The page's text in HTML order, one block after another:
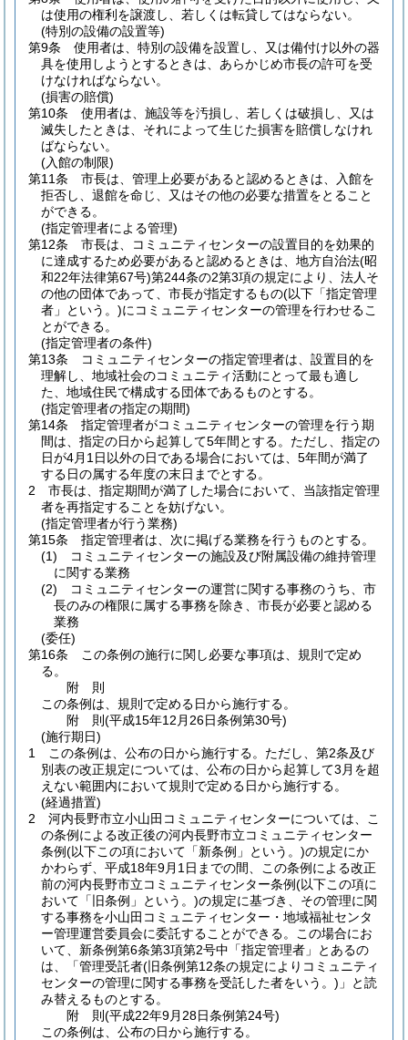
は使用の権利を譲渡し、若しくは転貸してはならない。
(特別の設備の設置等)
第9条
使用者は、特別の設備を設置し、又は備付け以外の器
具を使用しようとするときは、あらかじめ市長の許可を受
けなければならない。
(損害の賠償)
第10条
使用者は、施設等を汚損し、若しくは破損し、又は
滅失したときは、それによって生じた損害を賠償しなけれ
ばならない。
(入館の制限)
第11条
市長は、管理上必要があると認めるときは、入館を
拒否し、退館を命じ、又はその他の必要な措置をとること
ができる。
(指定管理者による管理)
第12条
市長は、コミュニティセンターの設置目的を効果的
に達成するため必要があると認めるときは、地方自治法(昭
和22年法律第67号)第244条の2第3項の規定により、法人そ
の他の団体であって、市長が指定するもの(以下「指定管理
者」という。)にコミュニティセンターの管理を行わせるこ
とができる。
(指定管理者の条件)
第13条
コミュニティセンターの指定管理者は、設置目的を
理解し、地域社会のコミュニティ活動にとって最も適し
た、地域住民で構成する団体であるものとする。
(指定管理者の指定の期間)
第14条
指定管理者がコミュニティセンターの管理を行う期
間は、指定の日から起算して5年間とする。 ただし、指定の
日が4月1日以外の日である場合においては、5年間が満了
する日の属する年度の末日までとする。
2
市長は、指定期間が満了した場合において、当該指定管理
者を再指定することを妨げない。
(指定管理者が行う業務)
第15条
指定管理者は、次に掲げる業務を行うものとする。
(1)
コミュニティセンターの施設及び附属設備の維持管理
に関する業務
(2)
コミュニティセンターの運営に関する事務のうち、市
長のみの権限に属する事務を除き、市長が必要と認める
業務
(委任)
第16条
この条例の施行に関し必要な事項は、規則で定め
る。
附 則
この条例は、規則で定める日から施行する。
附 則(平成15年12月26日条例第30号)
(施行期日)
1
この条例は、公布の日から施行する。 ただし、第2条及び
別表の改正規定については、公布の日から起算して3月を超
えない範囲内において規則で定める日から施行する。
(経過措置)
2
河内長野市立小山田コミュニティセンターについては、こ
の条例による改正後の河内長野市立コミュニティセンター
条例(以下この項において「新条例」という。)の規定にか
かわらず、平成18年9月1日までの間、この条例による改正
前の河内長野市立コミュニティセンター条例(以下この項に
おいて「旧条例」という。)の規定に基づき、その管理に関
する事務を小山田コミュニティセンター・地域福祉センタ
ー管理運営委員会に委託することができる。
この場合にお
いて、新条例第6条第3項第2号中「指定管理者」とあるの
は、「管理受託者(旧条例第12条の規定によりコミュニティ
センターの管理に関する事務を受託した者をいう。) 」と読
み替えるものとする。
附 則(平成22年9月28日条例第24号)
この条例は、公布の日から施行する。